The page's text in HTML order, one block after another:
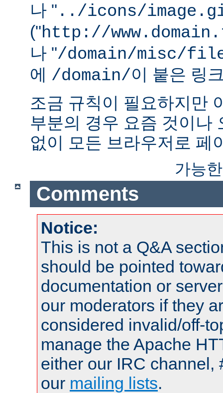
나 " ../icons/
("http://
나 "/domain/misc/
에 /domain/이 붙은 링
조금 규칙이 필요하지만
부분의 경우 요즘 것이나
없이 모든 브라우저로 페
가능
Comments
Notice:
This is not a Q&A
should be pointed
documentation or
our moderators if they
considered invalid/off-
manage the Apache
either our IRC channel,
our mailing lists.